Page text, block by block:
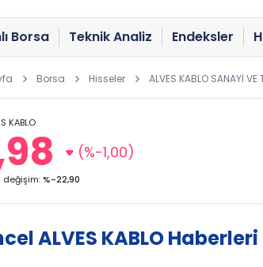
Borsa Teknik Analiz Endeksler
Borsa Hisseler ALVES KABLO SANAYİ VE
KABLO
(%-1,00)
değişim:%-22,90
ALVES KABLO Haberleri